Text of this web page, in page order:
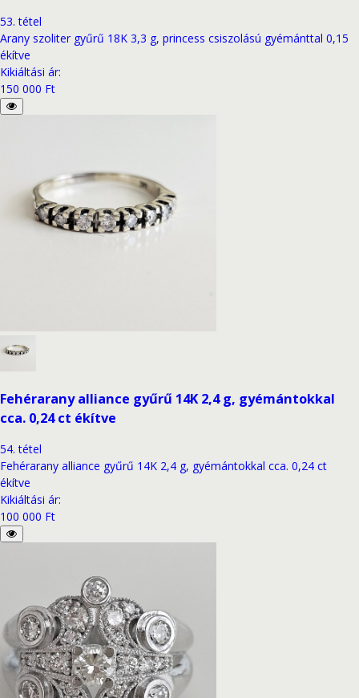
53. tétel
Arany szoliter gyűrű 18K 3,3 g, princess csiszolású gyémánttal 0,15
ékítve
Kikiáltási ár:
150 000 Ft
Fehérarany alliance gyűrű 14K 2,4 g, gyémántokkal
cca. 0,24 ct ékítve
54. tétel
Fehérarany alliance gyűrű 14K 2,4 g, gyémántokkal cca. 0,24 ct
ékítve
Kikiáltási ár:
100 000 Ft